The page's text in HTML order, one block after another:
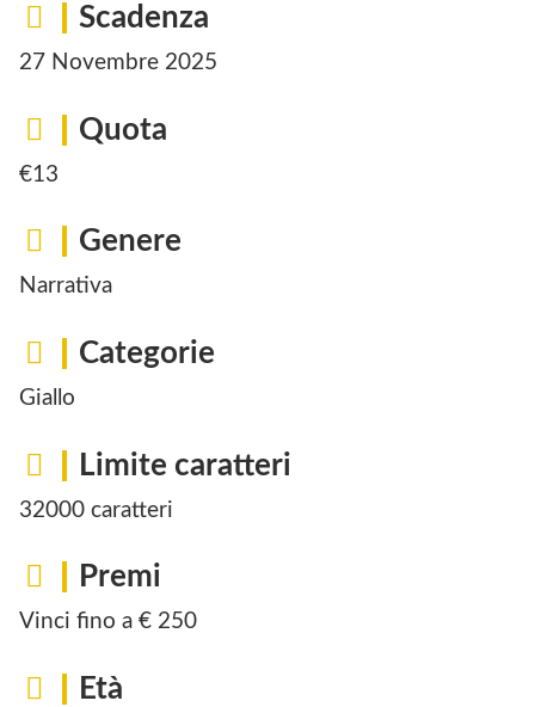
Scadenza
27 Novembre 2025
Quota
€13
Genere
Narrativa
Categorie
Giallo
Limite caratteri
32000 caratteri
Premi
Vinci fino a € 250
Età